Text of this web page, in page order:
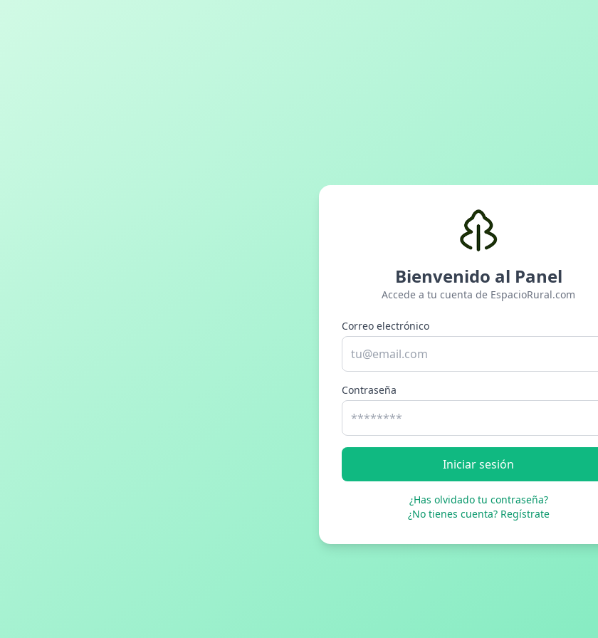
Bienvenido al Panel
Accede a tu cuenta de EspacioRural.com
Correo electrónico
Contraseña
Iniciar sesión
¿Has olvidado tu contraseña?
¿No tienes cuenta? Regístrate